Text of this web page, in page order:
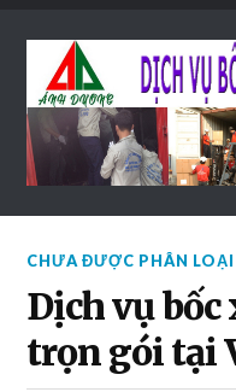
CHƯA ĐƯỢC PHÂN LOẠI
Dịch vụ bốc
trọn gói tại